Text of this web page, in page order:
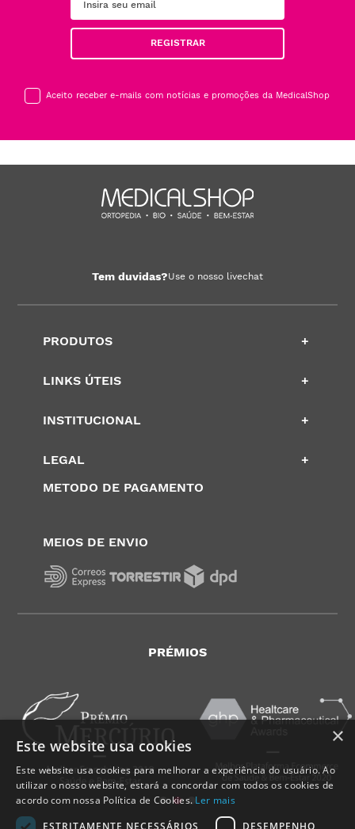
REGISTRAR
Aceito receber e-mails com notícias e promoções da MedicalShop
Tem duvidas?Use o nosso livechat
PRODUTOS +
LINKS ÚTEIS +
INSTITUCIONAL +
LEGAL
+
METODO DE PAGAMENTO
MEIOS DE ENVIO
PRÉMIOS
×
Este website usa cookies
Este website usa cookies para melhorar a experiência do usuário. Ao
utilizar o nosso website, estará a concordar com todos os cookies de
acordo com nossa Política de Cookies. Ler mais
ESTRITAMENTE NECESSÁRIOS
DESEMPENHO